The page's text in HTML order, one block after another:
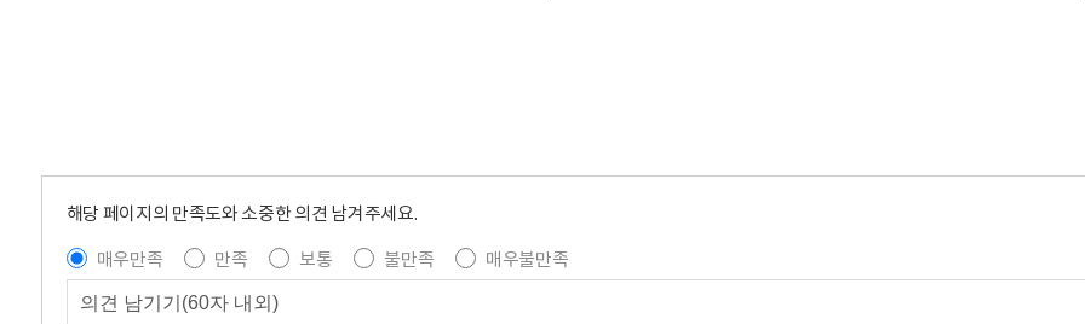
해당 페이지의 만족도와 소중한 의견 남겨주세요.
매우만족
만족 보통 불만족
매우불만족